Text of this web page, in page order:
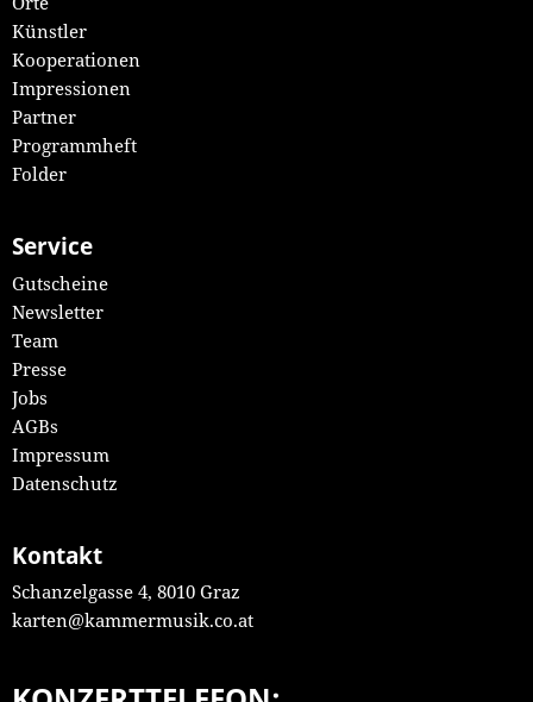
Künstler
Kooperationen
Impressionen
Partner
Programmheft
Folder
Service
Gutscheine
Newsletter
Team
Presse
Jobs
AGBs
Impressum
Datenschutz
Kontakt
Schanzelgasse 4, 8010 Graz
karten@kammermusik.co.at